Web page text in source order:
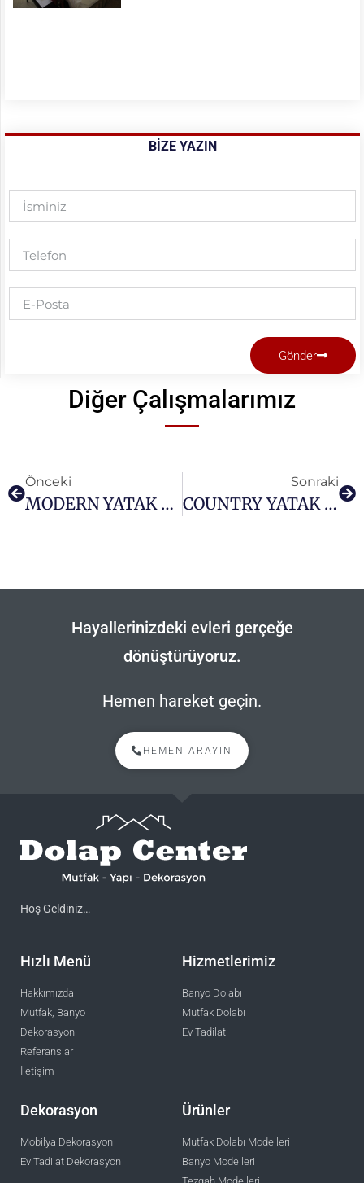
BIZE YAZIN
Gönder
Diğer Çalışmalarımız
Önceki
MODERN YATAK ODASI
Sonraki
COUNTRY YATAK ODASI MODELLERİ
Hayallerinizdeki evleri gerçeğe
dönüştürüyoruz.
Hemen hareket geçin.
HEMEN ARAYIN
Hoş Geldiniz…
Hızlı Menü
Hakkımızda
Mutfak, Banyo
Dekorasyon
Referanslar
İletişim
Hizmetlerimiz
Banyo Dolabı
Mutfak Dolabı
Ev Tadilatı
Dekorasyon
Mobilya Dekorasyon
Ev Tadilat Dekorasyon
Ürünler
Mutfak Dolabı Modelleri
Banyo Modelleri